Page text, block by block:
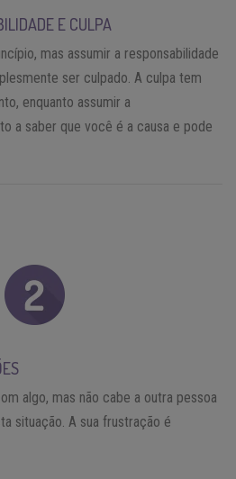
E CULPA
mas assumir a responsabilidade
ser culpado. A culpa tem
enquanto assumir a
a saber que você é a causa e pode
algo, mas não cabe a outra pessoa
situação. A sua frustração é